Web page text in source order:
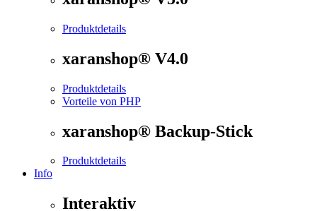
Produktdetails
xaranshop® V4.0
Produktdetails
Vorteile von PHP
xaranshop® Backup-Stick
Produktdetails
Info
Interaktiv